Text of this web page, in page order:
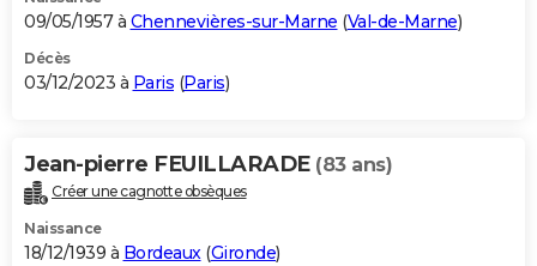
S'inscrire
Se connecter
Lycées
Collèges
Primaires
Universités
Entreprises
Service militaire
Avis de recherche
AVIS DE DÉCÈS
Bricolage
Lifestyle
Culture
Sport
Auto
Television
Voyage
Cinema
09/05/1957 à Chennevières-sur-Marne (Val-de-Marne)
Décès
03/12/2023 à Paris (Paris)
Jean-pierre FEUILLARADE (83 ans)
Créer une cagnotte obsèques
Naissance
18/12/1939 à Bordeaux(Gironde)